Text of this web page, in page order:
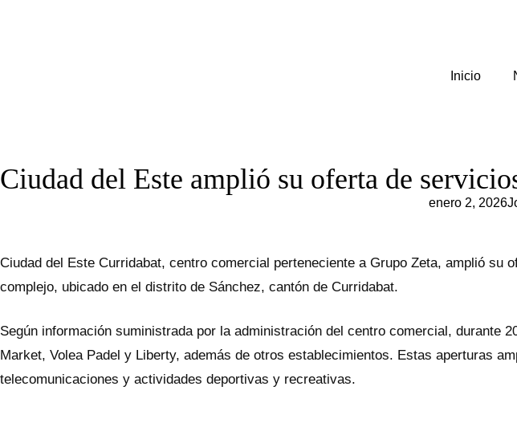
Inicio
Ciudad del Este amplió su oferta de
enero 2, 2026
Ciudad del Este Curridabat, centro comercial perteneciente a Grupo Zeta, amplió
complejo, ubicado en el distrito de Sánchez, cantón de Curridabat.
Según información suministrada por la administración del centro comercial, durante
Market, Volea Padel y Liberty, además de otros establecimientos. Estas aperturas
telecomunicaciones y actividades deportivas y recreativas.